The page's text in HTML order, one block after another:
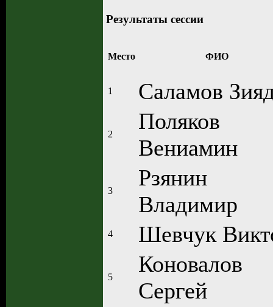
Результаты сессии
Место ФИО
1 Саламов
2
Поляков
Вениамин
3
Рзянин
Владимир
4 Шевчук
5
Коновалов
Сергей